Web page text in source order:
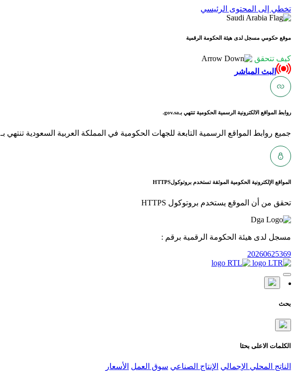
تخطي إلى المحتوى الرئيسي
موقع حكومي مسجل لدى هيئة الحكومة الرقمية
كيف تتحقق
البث المباشر
روابط المواقع الالكترونية الرسمية الحكومية تنتهي بـgov.sa.
جميع روابط المواقع الرسمية التابعة للجهات الحكومية في المملكة العربية السعودية تنتهي بـ gov.sa
المواقع الإلكترونية الحكومية الموثقة تستخدم بروتوكولHTTPS
تحقق من أن الموقع يستخدم بروتوكول HTTPS
مسجل لدى هيئة الحكومة الرقمية برقم :
20260625369
بحث
الكلمات الاعلى بحثا
الناتج المحلي الإجمالي الإنتاج الصناعي سوق العمل الأسعار